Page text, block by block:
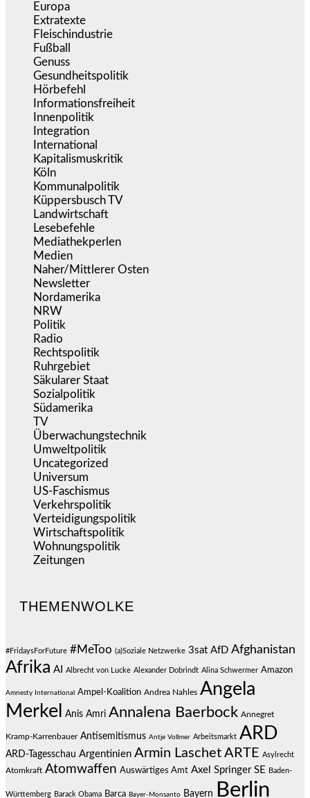
Europa
Extratexte
Fleischindustrie
Fußball
Genuss
Gesundheitspolitik
Hörbefehl
Informationsfreiheit
Innenpolitik
Integration
International
Kapitalismuskritik
Köln
Kommunalpolitik
Küppersbusch TV
Landwirtschaft
Lesebefehle
Mediathekperlen
Medien
Naher/Mittlerer Osten
Newsletter
Nordamerika
NRW
Politik
Radio
Rechtspolitik
Ruhrgebiet
Säkularer Staat
Sozialpolitik
Südamerika
TV
Überwachungstechnik
Umweltpolitik
Uncategorized
Universum
US-Faschismus
Verkehrspolitik
Verteidigungspolitik
Wirtschaftspolitik
Wohnungspolitik
Zeitungen
THEMENWOLKE
#FridaysForFuture #MeToo (a)Soziale Netzwerke 3sat AfD Afghanistan
Afrika AI Albrecht von Lucke Alexander Dobrindt Alina Schwermer Amazon
Amnesty International Ampel-Koalition Andrea Nahles Angela
Merkel
Anis Amri Annalena Baerbock Annegret
Kramp-Karrenbauer Antisemitismus Antje Vollmer Arbeitsmarkt ARD
ARD-Tagesschau Argentinien Armin Laschet ARTE Asylrecht
Atomkraft Atomwaffen Auswärtiges Amt Axel Springer SE Baden-
Württemberg Barack Obama Barca Bayer-Monsanto Bayern Berlin